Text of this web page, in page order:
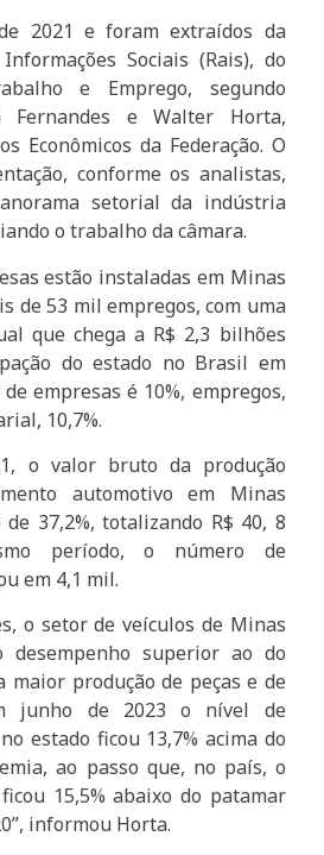
2021 e foram extraídos da
Sociais (Rais), do
e Emprego, segundo
Fernandes e Walter Horta,
Econômicos da Federação. O
conforme os analistas,
setorial da indústria
o trabalho da câmara.
estão instaladas em Minas
de 53 mil empregos, com uma
que chega a R$ 2,3 bilhões
do estado no Brasil em
empresas é 10%, empregos,
10,7%.
o valor bruto da produção
automotivo em Minas
37,2%, totalizando R$ 40, 8
período, o número de
em 4,1 mil.
o setor de veículos de Minas
desempenho superior ao do
maior produção de peças e de
junho de 2023 o nível de
estado ficou 13,7% acima do
ao passo que, no país, o
15,5% abaixo do patamar
informou Horta.